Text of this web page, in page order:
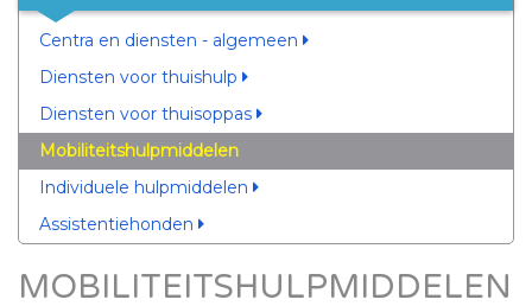
Centra en diensten - algemeen
Diensten voor thuishulp
Diensten voor thuisoppas
Mobiliteitshulpmiddelen
Individuele hulpmiddelen
Assistentiehonden
MOBILITEITSHULPMIDDELEN